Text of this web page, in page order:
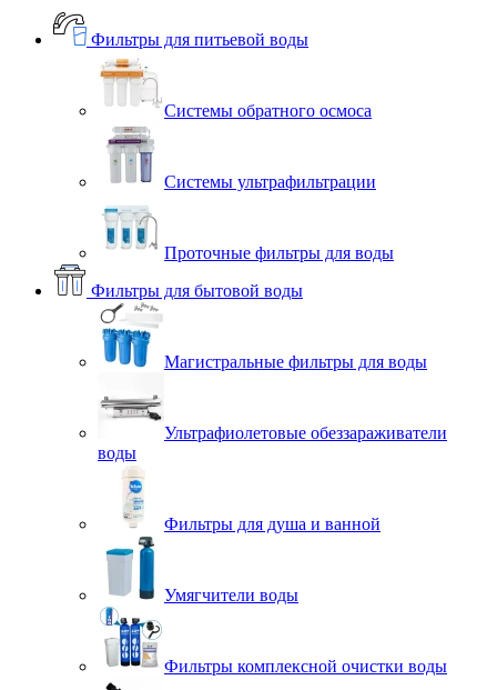
Фильтры для питьевой воды
Системы обратного осмоса
Системы ультрафильтрации
Проточные фильтры для воды
Фильтры для бытовой воды
Магистральные фильтры для воды
Ультрафиолетовые обеззараживатели
воды
Фильтры для душа и ванной
Умягчители воды
Фильтры комплексной очистки воды